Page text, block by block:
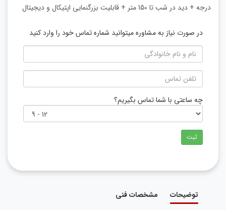
درجه + دید در شب تا 150 متر + قابلیت بزرگنمایی اپتیکال و دیجیتال
در صورت نیاز به مشاوره میتوانید شماره تماس خود را وارد کنید
چه ساعتی با شما تماس بگیریم؟
ثبت
توضیحات مشخصات فنی